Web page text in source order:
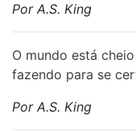
Por A.S. King
⁠O mundo está
fazendo para se
Por A.S. King